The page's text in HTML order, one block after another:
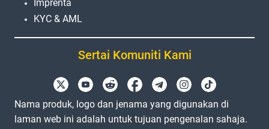
Imprenta
KYC & AML
Sertai Komuniti Kami
Nama produk, logo dan jenama yang digunakan di
laman web ini adalah untuk tujuan pengenalan sahaja.